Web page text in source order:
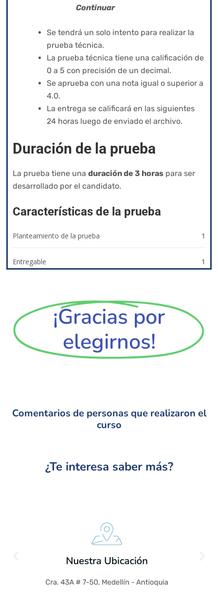
Continuar
Se tendrá un solo intento para realizar la
prueba técnica.
La prueba técnica tiene una calificación de
0 a 5 con precisión de un decimal.
Se aprueba con una nota igual o superior a
4.0.
La entrega se calificará en las siguientes
24 horas luego de enviado el archivo.
Duración de la prueba
La prueba tiene una duración de 3 horas para ser
desarrollado por el candidato.
Características de la prueba
Planteamiento de la prueba 1
Entregable 1
¡Gracias por
elegirnos!
Comentarios de personas que realizaron el
curso
¿Te interesa saber más?